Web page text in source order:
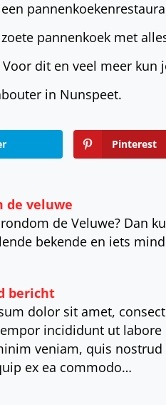
pannenkoek met
dit en veel meer kun
in Nunspeet.
Pinterest
de veluwe
de Veluwe? Dan
bekende en iets
bericht
dolor sit amet,
incididunt ut
veniam, quis
ex ea commodo…